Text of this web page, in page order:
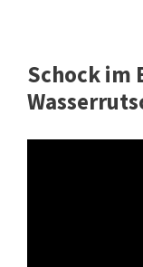
Schock im